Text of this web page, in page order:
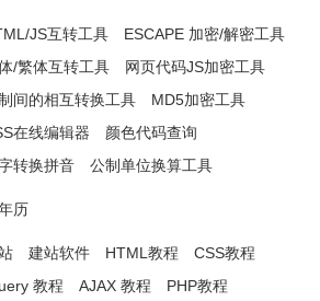
JS互转工具
ESCAPE 加密/解密工具
/繁体互转工具
网页代码JS加密工具
间的相互转换工具
MD5加密工具
在线编辑器
颜色代码查询
转换拼音
公制单位换算工具
历
建站软件 HTML教程
CSS教程
教程
AJAX 教程 PHP教程